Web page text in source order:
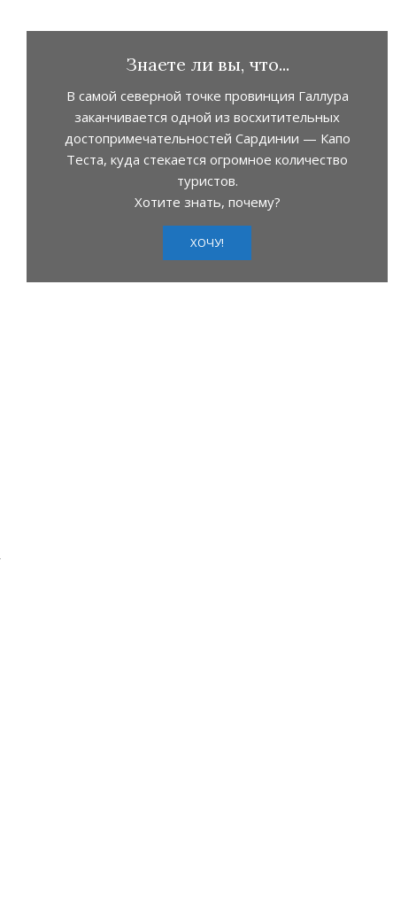
Знаете ли вы, что...
В самой северной точке провинция Галлура
заканчивается одной из восхитительных
достопримечательностей Сардинии — Капо
Теста, куда стекается огромное количество
туристов.
Хотите знать, почему?
ХОЧУ!